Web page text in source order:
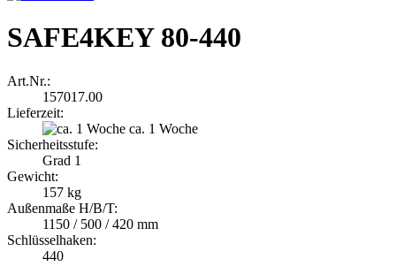
SAFE4KEY 80-440
Art.Nr.:
157017.00
Lieferzeit:
ca. 1 Woche
Sicherheitsstufe:
Grad 1
Gewicht:
157 kg
Außenmaße H/B/T:
1150 / 500 / 420 mm
Schlüsselhaken:
440